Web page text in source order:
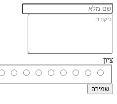
ציון
שמירה